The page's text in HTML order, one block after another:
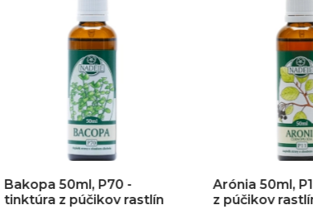
P70 -
púčikov rastlín
Arónia 50ml, P11 - tinktúra
z púčikov rastlín